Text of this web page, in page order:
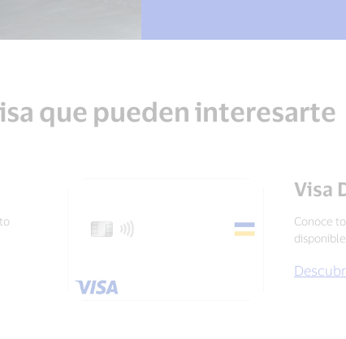
que pueden interesarte
Visa
Conoce